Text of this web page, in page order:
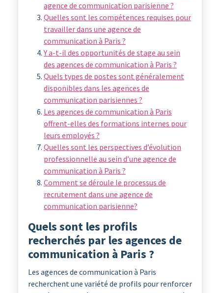
agence de communication parisienne ?
Quelles sont les compétences requises pour
travailler dans une agence de
communication à Paris ?
Y a-t-il des opportunités de stage au sein
des agences de communication à Paris ?
Quels types de postes sont généralement
disponibles dans les agences de
communication parisiennes ?
Les agences de communication à Paris
offrent-elles des formations internes pour
leurs employés ?
Quelles sont les perspectives d’évolution
professionnelle au sein d’une agence de
communication à Paris ?
Comment se déroule le processus de
recrutement dans une agence de
communication parisienne?
Quels sont les profils
recherchés par les agences de
communication à Paris ?
Les agences de communication à Paris
recherchent une variété de profils pour renforcer